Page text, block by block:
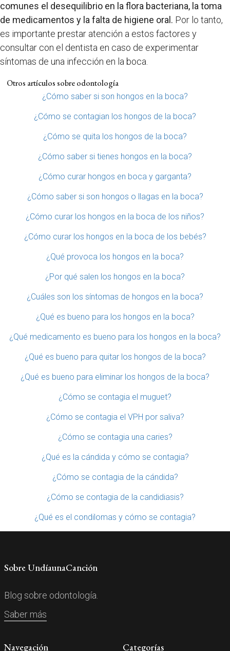
comunes el desequilibrio en la flora bacteriana, la toma
de medicamentos y la falta de higiene oral. Por lo tanto,
es importante prestar atención a estos factores y
consultar con el dentista en caso de experimentar
síntomas de una infección en la boca.
Otros artículos sobre odontología
¿Cómo saber si son hongos en la boca?
¿Cómo se contagian los hongos de la boca?
¿Cómo se quita los hongos de la boca?
¿Cómo saber si tienes hongos en la boca?
¿Cómo curar hongos en boca y garganta?
¿Cómo saber si son hongos o llagas en la boca?
¿Cómo curar los hongos en la boca de los niños?
¿Cómo curar los hongos en la boca de los bebés?
¿Qué provoca los hongos en la boca?
¿Por qué salen los hongos en la boca?
¿Cuáles son los síntomas de hongos en la boca?
¿Qué es bueno para los hongos en la boca?
¿Qué medicamento es bueno para los hongos en la boca?
¿Qué es bueno para quitar los hongos de la boca?
¿Qué es bueno para eliminar los hongos de la boca?
¿Cómo se contagia el muguet?
¿Cómo se contagia el VPH por saliva?
¿Cómo se contagia una caries?
¿Qué es la cándida y cómo se contagia?
¿Cómo se contagia de la cándida?
¿Cómo se contagia de la candidiasis?
¿Qué es el condilomas y cómo se contagia?
Sobre UndíaunaCanción
Blog sobre odontología.
Saber más
Navegación Categorías